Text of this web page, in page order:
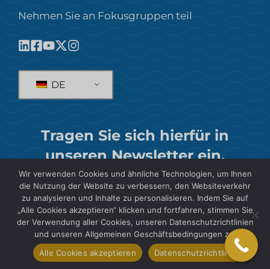
Nehmen Sie an Fokusgruppen teil
DE
Tragen Sie sich hierfür in
unseren Newsletter ein.
ABONNIEREN
© 2026 SIS International Marktforschung
Wir verwenden Cookies und ähnliche Technologien, um Ihnen
die Nutzung der Website zu verbessern, den Websiteverkehr
zu analysieren und Inhalte zu personalisieren. Indem Sie auf
„Alle Cookies akzeptieren“ klicken und fortfahren, stimmen Sie
der Verwendung aller Cookies, unseren Datenschutzrichtlinien
und unseren Allgemeinen Geschäftsbedingungen zu.
Alle Cookies akzeptieren
Datenschutzrichtlinie